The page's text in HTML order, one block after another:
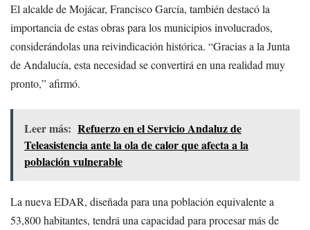
El alcalde de Mojácar, Francisco García, también destacó la
importancia de estas obras para los municipios involucrados,
considerándolas una reivindicación histórica. “Gracias a la Junta
de Andalucía, esta necesidad se convertirá en una realidad muy
pronto,” afirmó.
Leer más: Refuerzo en el Servicio Andaluz de
Teleasistencia ante la ola de calor que afecta a la
población vulnerable
La nueva EDAR, diseñada para una población equivalente a
53,800 habitantes, tendrá una capacidad para procesar más de